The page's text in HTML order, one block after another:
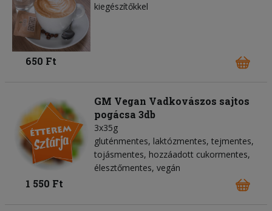
kiegészítőkkel
650 Ft
GM Vegan Vadkovászos sajtos
pogácsa 3db
3x35g
gluténmentes, laktózmentes, tejmentes,
tojásmentes, hozzáadott cukormentes,
élesztőmentes, vegán
1 550 Ft